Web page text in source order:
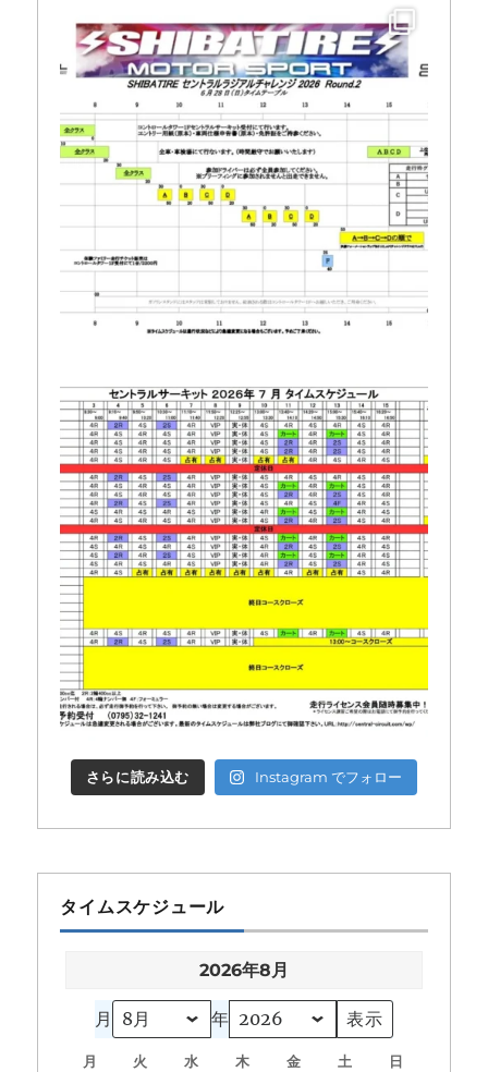
さらに読み込む Instagram でフォロー
タイムスケジュール
2026年8月
月 年
月 火 水 木 金 土 日